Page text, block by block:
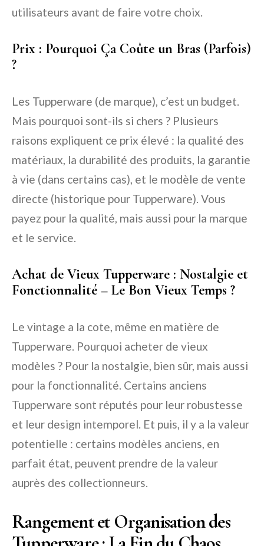
utilisateurs avant de faire votre choix.
Prix : Pourquoi Ça Coûte un Bras (Parfois)
?
Les Tupperware (de marque), c’est un budget.
Mais pourquoi sont-ils si chers ? Plusieurs
raisons expliquent ce prix élevé : la qualité des
matériaux, la durabilité des produits, la garantie
à vie (dans certains cas), et le modèle de vente
directe (historique pour Tupperware). Vous
payez pour la qualité, mais aussi pour la marque
et le service.
Achat de Vieux Tupperware : Nostalgie et
Fonctionnalité – Le Bon Vieux Temps ?
Le vintage a la cote, même en matière de
Tupperware. Pourquoi acheter de vieux
modèles ? Pour la nostalgie, bien sûr, mais aussi
pour la fonctionnalité. Certains anciens
Tupperware sont réputés pour leur robustesse
et leur design intemporel. Et puis, il y a la valeur
potentielle : certains modèles anciens, en
parfait état, peuvent prendre de la valeur
auprès des collectionneurs.
Rangement et Organisation des